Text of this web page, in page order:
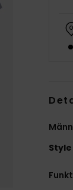
Style